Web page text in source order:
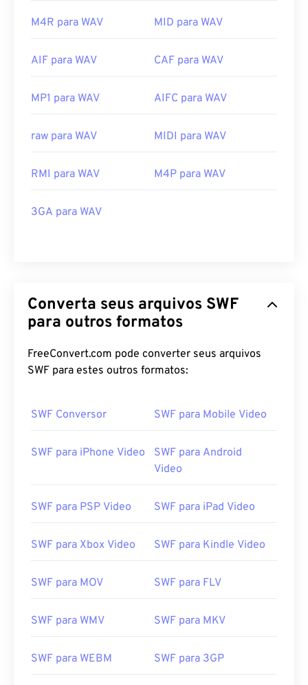
M4R para WAV MID para WAV
AIF para WAV CAF para WAV
MP1 para WAV AIFC para WAV
raw para WAV MIDI para WAV
RMI para WAV M4P para WAV
3GA para WAV
Converta seus arquivos SWF
para outros formatos
FreeConvert.com pode converter seus arquivos
SWF para estes outros formatos:
SWF Conversor SWF para Mobile Video
SWF para iPhone Video
SWF para Android
Video
SWF para PSP Video SWF para iPad Video
SWF para Xbox Video SWF para Kindle Video
SWF para MOV SWF para FLV
SWF para WMV SWF para MKV
SWF para WEBM SWF para 3GP